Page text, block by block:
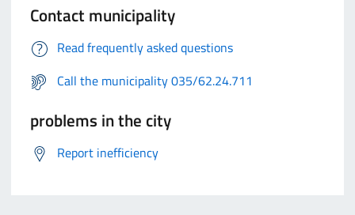
Contact municipality
Read frequently asked questions
Call the municipality 035/62.24.711
problems in the city
Report inefficiency